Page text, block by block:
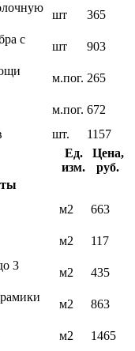
шт
365
с
шт
903
м.пог. 265
м.пог. 672
шт.
1157
Ед.
изм.
Цена,
руб.
м2
663
м2
117
3
м2
435
м2
863
м2
1465